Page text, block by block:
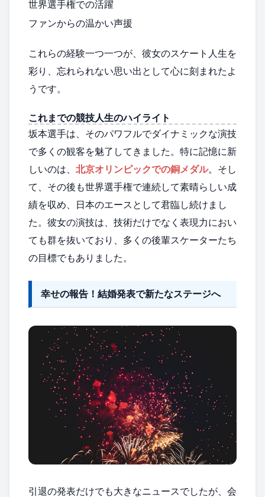
世界選手権での活躍
ファンからの温かい声援
これらの経験一つ一つが、彼女のスケート人生を
彩り、忘れられない思い出として心に刻まれたよ
うです。
これまでの競技人生のハイライト
坂本選手は、そのパワフルでダイナミックな演技
で多くの観客を魅了してきました。特に記憶に新
しいのは、 北京オリンピックでの銅メダル。そし
て、その後も世界選手権で連続して素晴らしい成
績を収め、日本のエースとして君臨し続けまし
た。彼女の演技は、技術だけでなく表現力におい
ても群を抜いており、多くの後輩スケーターたち
の目標でもありました。
幸せの報告！結婚発表で新たなステージへ
引退の発表だけでも大きなニュースでしたが、会